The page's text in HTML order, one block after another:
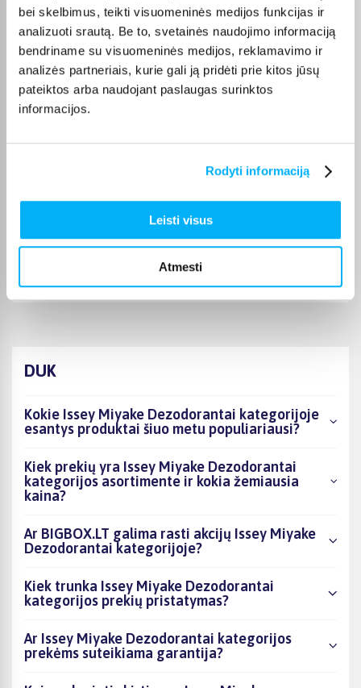
bei skelbimus, teikti visuomeninės medijos funkcijas ir
analizuoti srautą. Be to, svetainės naudojimo informaciją
bendriname su visuomeninės medijos, reklamavimo ir
analizės partneriais, kurie gali ją pridėti prie kitos jūsų
pateiktos arba naudojant paslaugas surinktos
informacijos.
Rodyti informaciją
Leisti visus
Atmesti
Gera kaina, puiki kokybe, tik pristtymo laikas galetu buti trumpesnis.
Laima M.
Patvirtintas pirkėjas
👍
JOKŪBAS V.
DUK
Kokie Issey Miyake Dezodorantai kategorijoje
esantys produktai šiuo metu populiariausi?
Kiek prekių yra Issey Miyake Dezodorantai
kategorijos asortimente ir kokia žemiausia
kaina?
Ar BIGBOX.LT galima rasti akcijų Issey Miyake
Dezodorantai kategorijoje?
Kiek trunka Issey Miyake Dezodorantai
kategorijos prekių pristatymas?
Ar Issey Miyake Dezodorantai kategorijos
prekėms suteikiama garantija?